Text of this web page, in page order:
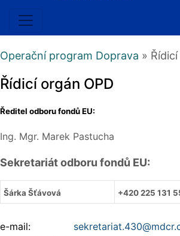
Operační program Doprava »
Řídicí orgán OPD
Ředitel odboru fondů EU:
Ing. Mgr. Marek Pastucha
Sekretariát odboru fondů EU:
Šárka Šťávová +420 225 131
e-mail: